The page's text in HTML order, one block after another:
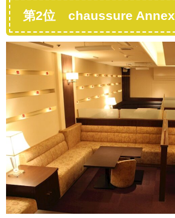
第2位 chaussure Annex